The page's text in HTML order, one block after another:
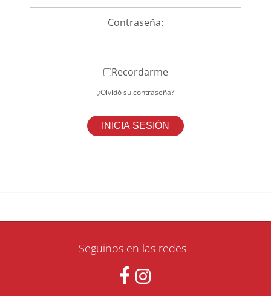
Contraseña:
Recordarme
¿Olvidó su contraseña?
Seguinos en las redes